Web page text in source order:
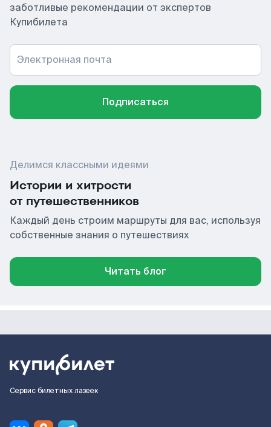
заботливые рекомендации от экспертов
Купибилета
Электронная почта
Подписаться
Делимся классными идеями
Истории и хитрости
от путешественников
Каждый день строим маршруты для вас, используя
собственные знания о путешествиях
Читать блог
Сервис билетных лазеек